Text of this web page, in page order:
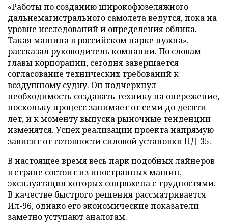
«Работы по созданию широкофюзеляжного
дальнемагистрального самолета ведутся, пока на
уровне исследований и определения облика.
Такая машина в российском парке нужна», –
рассказал руководитель компании. По словам
главы корпорации, сегодня завершается
согласование технических требований к
воздушному судну. Он подчеркнул
необходимость создавать технику на опережение,
поскольку процесс занимает от семи до десяти
лет, и к моменту выпуска рыночные тенденции
изменятся. Успех реализации проекта напрямую
зависит от готовности силовой установки ПД-35.
В настоящее время весь парк подобных лайнеров
в стране состоит из иностранных машин,
эксплуатация которых сопряжена с трудностями.
В качестве быстрого решения рассматривается
Ил-96, однако его экономические показатели
заметно уступают аналогам.